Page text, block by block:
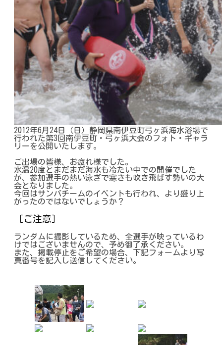
2012年6月24日（日）静岡県南伊豆町弓ヶ浜海水浴場で
行われた第3回南伊豆町・弓ヶ浜大会のフォト・ギャラ
リーを公開いたします。
ご出場の皆様、お疲れ様でした。
水温20度とまだまだ海水も冷たい中での開催でした
が、参加選手の熱い泳ぎで寒さも吹き飛ばす勢いの大
会となりました。
今回はサンバチームのイベントも行われ、より盛り上
がったのではないでしょうか？
［ご注意］
ランダムに撮影しているため、全選手が映っているわ
けではございませんので、予め御了承ください。
また、掲載停止をご希望の場合、下記フォームより写
真番号を記入し送信してください。